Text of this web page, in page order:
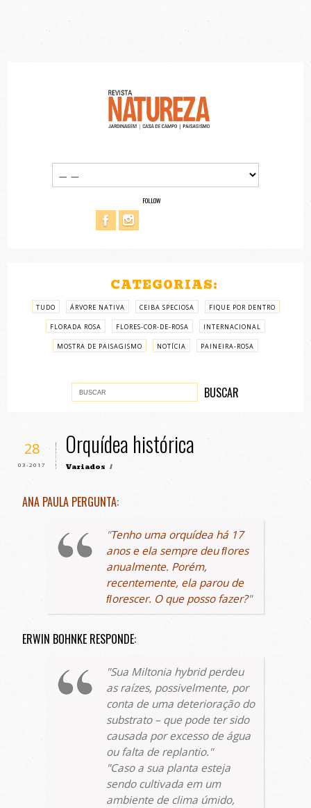
FOLLOW
CATEGORIAS:
TUDO ÁRVORE NATIVA CEIBA SPECIOSA FIQUE POR DENTRO
FLORADA ROSA FLORES-COR-DE-ROSA INTERNACIONAL
MOSTRA DE PAISAGISMO NOTÍCIA PAINEIRA-ROSA
28
03-2017
Orquídea histórica
Variados /
ANA PAULA PERGUNTA:
Tenho uma orquídea há 17
anos e ela sempre deu ﬂores
anualmente. Porém,
recentemente, ela parou de
ﬂorescer. O que posso fazer?
ERWIN BOHNKE RESPONDE:
Sua Miltonia hybridperdeu
as raízes, possivelmente, por
conta de uma deterioração do
substrato – que pode ter sido
causada por excesso de água
ou falta de replantio.
Caso a sua planta esteja
sendo cultivada em um
ambiente de clima úmido,